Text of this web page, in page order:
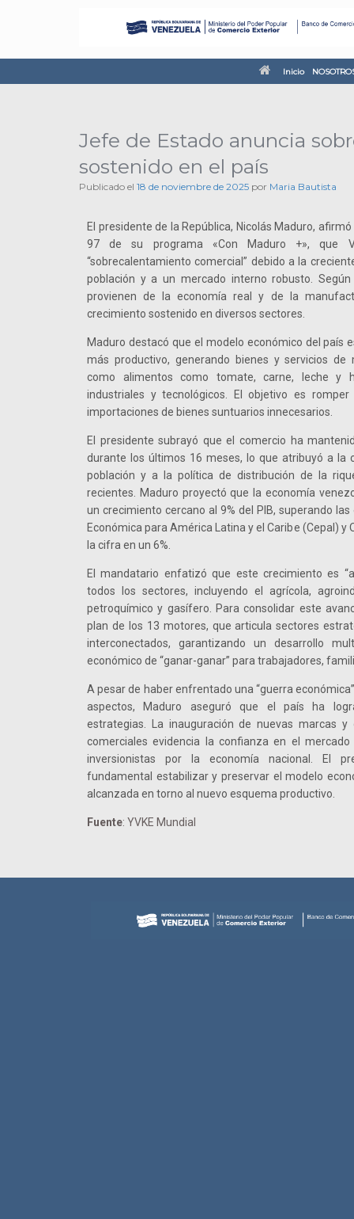
Inicio
Jefe de Estado anuncia
sostenido en el país
Publicado el 18 de noviembre de 2025 por Maria Bautista
El presidente de la República, Nicolás Maduro,
97 de su programa «Con Maduro +», que
“sobrecalentamiento comercial” debido a la
población y a un mercado interno robusto.
provienen de la economía real y de la
crecimiento sostenido en diversos sectores.
Maduro destacó que el modelo económico del país
más productivo, generando bienes y servicios de
como alimentos como tomate, carne, leche y
industriales y tecnológicos. El objetivo es
importaciones de bienes suntuarios innecesarios.
El presidente subrayó que el comercio ha
durante los últimos 16 meses, lo que atribuyó a la
población y a la política de distribución de la
recientes. Maduro proyectó que la economía
un crecimiento cercano al 9% del PIB, superando
Económica para América Latina y el Caribe (Cepal) y
la cifra en un 6%.
El mandatario enfatizó que este crecimiento es
todos los sectores, incluyendo el agrícola,
petroquímico y gasífero. Para consolidar este
plan de los 13 motores, que articula sectores
interconectados, garantizando un desarrollo
económico de “ganar-ganar” para trabajadores,
A pesar de haber enfrentado una “guerra
aspectos, Maduro aseguró que el país ha
estrategias. La inauguración de nuevas marcas
comerciales evidencia la confianza en el
inversionistas por la economía nacional. El
fundamental estabilizar y preservar el modelo
alcanzada en torno al nuevo esquema productivo.
Fuente: YVKE Mundial